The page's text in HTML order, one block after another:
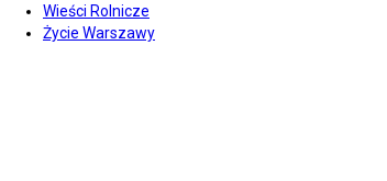
Wieści Rolnicze
Życie Warszawy